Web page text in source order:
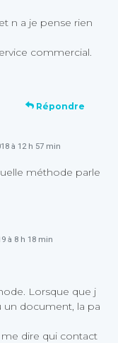
n a je pense rien
commercial.
Répondre
à 12 h 57 min
méthode parle
à 8 h 18 min
Lorsque que j
un document, la pa
me dire qui contact